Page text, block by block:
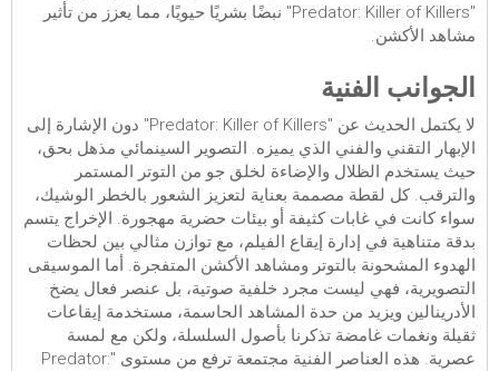
"Predator: Killer of Killers" نبضًا بشريًا حيويًا، مما يعزز من تأثير
مشاهد الأكشن.
الجوانب الفنية
لا يكتمل الحديث عن "Predator: Killer of Killers" دون الإشارة إلى
الإبهار التقني والفني الذي يميزه. التصوير السينمائي مذهل بحق،
حيث يستخدم الظلال والإضاءة لخلق جو من التوتر المستمر
والترقب. كل لقطة مصممة بعناية لتعزيز الشعور بالخطر الوشيك،
سواء كانت في غابات كثيفة أو بيئات حضرية مهجورة. الإخراج يتسم
بدقة متناهية في إدارة إيقاع الفيلم، مع توازن مثالي بين لحظات
الهدوء المشحونة بالتوتر ومشاهد الأكشن المتفجرة. أما الموسيقى
التصويرية، فهي ليست مجرد خلفية صوتية، بل عنصر فعال يضخ
الأدرينالين ويزيد من حدة المشاهد الحاسمة، مستخدمة إيقاعات
ثقيلة ونغمات غامضة تذكرنا بأصول السلسلة، ولكن مع لمسة
عصرية. هذه العناصر الفنية مجتمعة ترفع من مستوى "Predator: